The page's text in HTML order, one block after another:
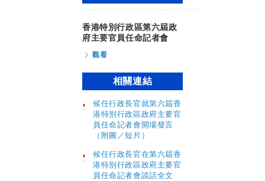
香港特別行政區第六屆政
府主要官員任命記者會
觀看
相關連結
候任行政長官就第六屆香
港特別行政區政府主要官
員任命記者會開場發言
（附圖／短片）
候任行政長官在第六屆香
港特別行政區政府主要官
員任命記者會談話全文